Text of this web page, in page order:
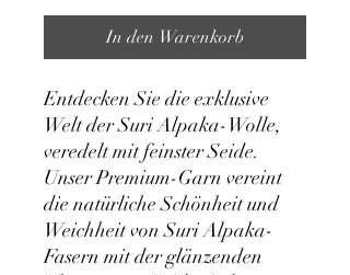
In den Warenkorb
Entdecken Sie die exklusive
Welt der Suri Alpaka-Wolle,
veredelt mit feinster Seide.
Unser Premium-Garn vereint
die natürliche Schönheit und
Weichheit von Suri Alpaka-
Fasern mit der glänzenden